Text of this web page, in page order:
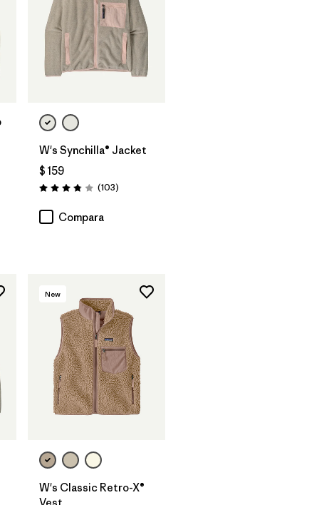
W's Synchilla® Jacket
$ 159
Valoración: 3.9 / 5
(103Comentarios
)
Compara
New
W's Classic Retro-X®
Vest